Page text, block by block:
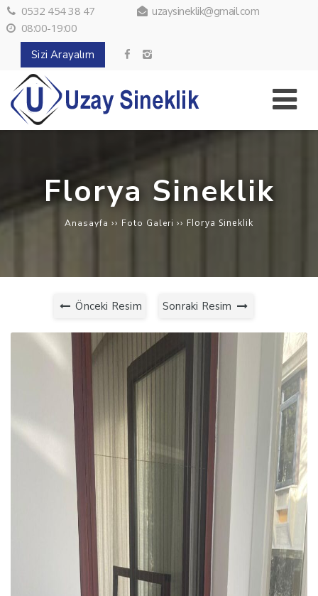
0532 454 38 47
uzaysineklik@gmail.com
08:00-19:00
Sizi Arayalım
Florya Sineklik
Anasayfa ›› Foto Galeri ›› Florya Sineklik
Önceki Resim Sonraki Resim